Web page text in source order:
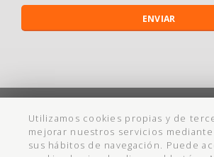
Utilizamos cookies propias y de
mejorar nuestros servicios
sus hábitos de navegación. Puede
ENVIAR
Maistendencia todos los derechos
Política de Privacidad Aviso Legal Política de